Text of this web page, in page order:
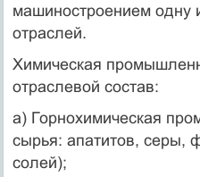
машиностроением одну
отраслей.
Химическая
отраслевой состав:
а) Горнохимическая
сырья: апатитов, серы,
солей);